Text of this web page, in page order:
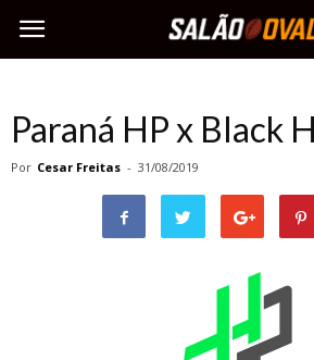
Paraná HP x Black
Por Cesar Freitas - 31/08/2019